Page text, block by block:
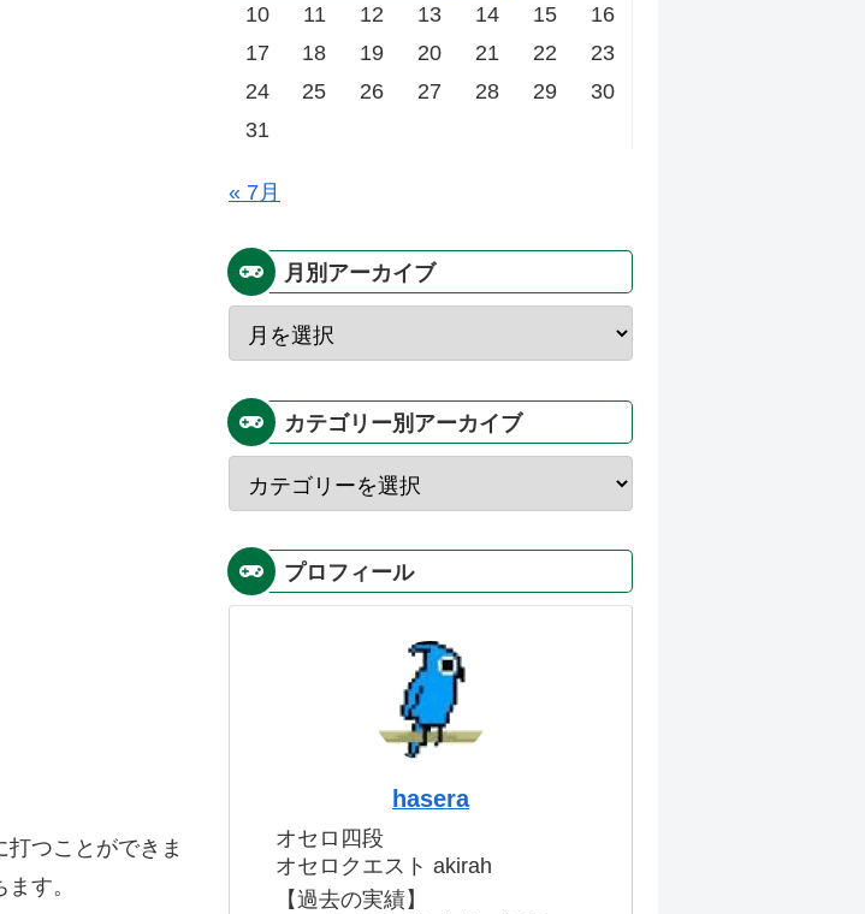
つことができま
す。
10
11 12 13 14 15
16
17
18 19 20 21 22
23
24
25 26 27 28 29
30
31
« 7月
月別アーカイブ
カテゴリー別アーカイブ
プロフィール
hasera
オセロ四段
オセロクエスト akirah
【過去の実績】